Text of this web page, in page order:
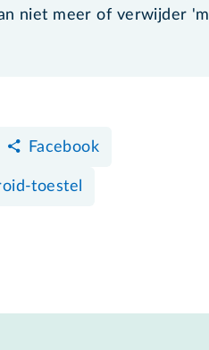
niet meer of verwijder 'm
Facebook
toestel